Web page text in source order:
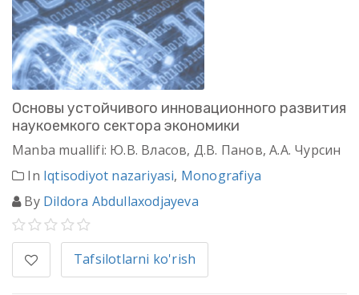
Основы устойчивого инновационного развития
наукоемкого сектора экономики
Manba muallifi: Ю.В. Власов, Д.В. Панов, А.А. Чурсин
In Iqtisodiyot nazariyasi, Monografiya
By Dildora Abdullaxodjayeva
Tafsilotlarni ko'rish